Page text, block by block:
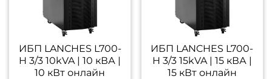
ИБП LANCHES L700-
H 3/3 10kVA | 10 кВА |
10 кВт онлайн
ИБП LANCHES L700-
H 3/3 15kVA | 15 кВА |
15 кВт онлайн